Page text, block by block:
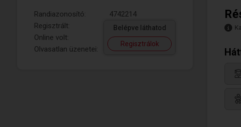
Randiazonosító:
4742214
Regisztrált:
Online volt:
Olvasatlan üzenetei:
Belépve láthatod
Regisztrálok